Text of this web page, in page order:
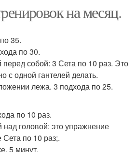
на месяц.
35.
по 30.
перед собой: 3 Сета по 10 раз. Это
с одной гантелей делать.
лежа. 3 подхода по 25.
по 10 раз.
над головой: это упражнение
Сета по 10 раз;.
5 минут.